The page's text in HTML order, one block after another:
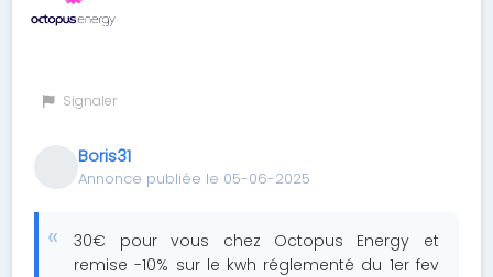
Signaler
Boris31
Annonce publiée le 05-06-2025
30€ pour vous chez Octopus Energy et
remise -10% sur le kwh réglementé du 1er fev